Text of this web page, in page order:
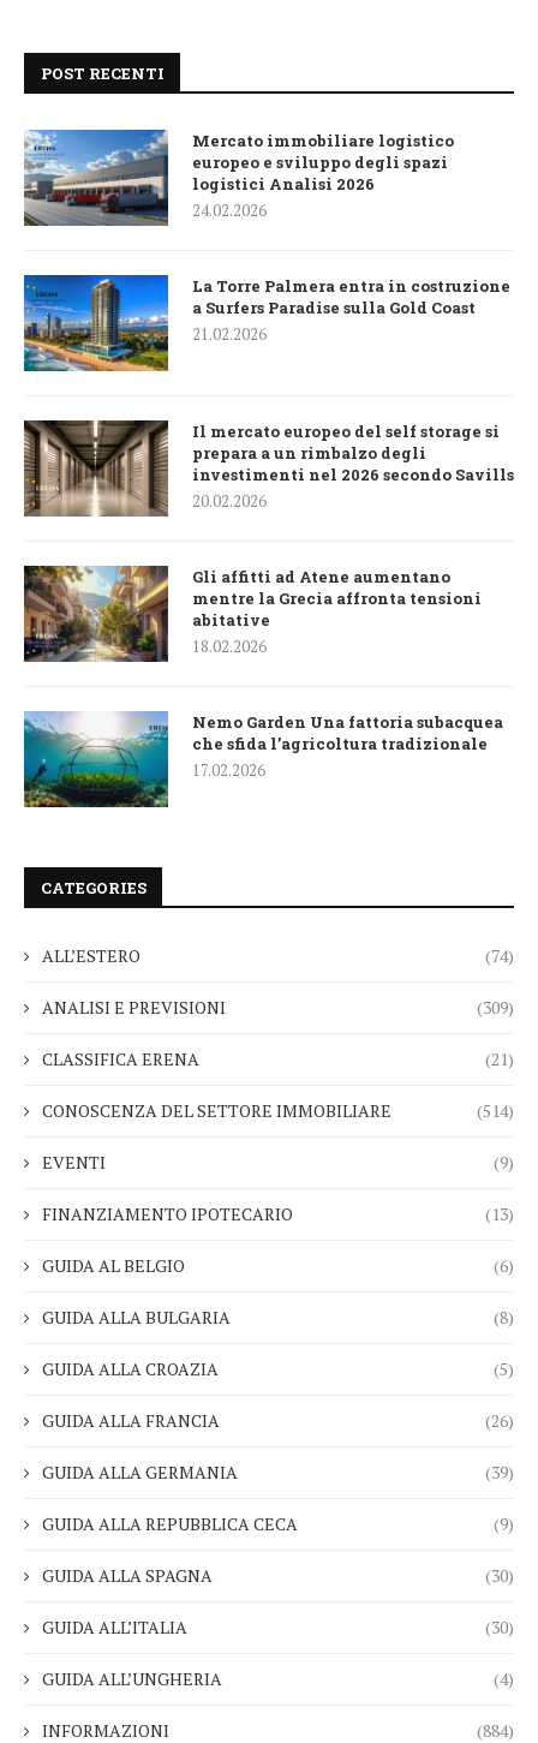
POST RECENTI
Mercato immobiliare logistico
europeo e sviluppo degli spazi
logistici Analisi 2026
24.02.2026
La Torre Palmera entra in costruzione
a Surfers Paradise sulla Gold Coast
21.02.2026
Il mercato europeo del self storage si
prepara a un rimbalzo degli
investimenti nel 2026 secondo Savills
20.02.2026
Gli affitti ad Atene aumentano
mentre la Grecia affronta tensioni
abitative
18.02.2026
Nemo Garden Una fattoria subacquea
che sfida l’agricoltura tradizionale
17.02.2026
CATEGORIES
ALL’ESTERO (74)
ANALISI E PREVISIONI (309)
CLASSIFICA ERENA (21)
CONOSCENZA DEL SETTORE IMMOBILIARE (514)
EVENTI (9)
FINANZIAMENTO IPOTECARIO (13)
GUIDA AL BELGIO (6)
GUIDA ALLA BULGARIA (8)
GUIDA ALLA CROAZIA (5)
GUIDA ALLA FRANCIA (26)
GUIDA ALLA GERMANIA (39)
GUIDA ALLA REPUBBLICA CECA (9)
GUIDA ALLA SPAGNA (30)
GUIDA ALL’ITALIA (30)
GUIDA ALL’UNGHERIA (4)
INFORMAZIONI (884)